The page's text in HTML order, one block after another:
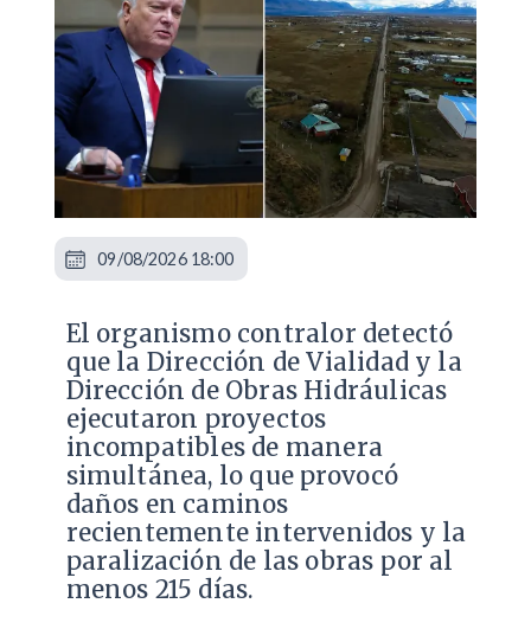
El organismo contralor detectó
que la Dirección de Vialidad y la
Dirección de Obras Hidráulicas
ejecutaron proyectos
incompatibles de manera
simultánea, lo que provocó
daños en caminos
recientemente intervenidos y la
paralización de las obras por al
menos 215 días.
09/08/2026 18:00